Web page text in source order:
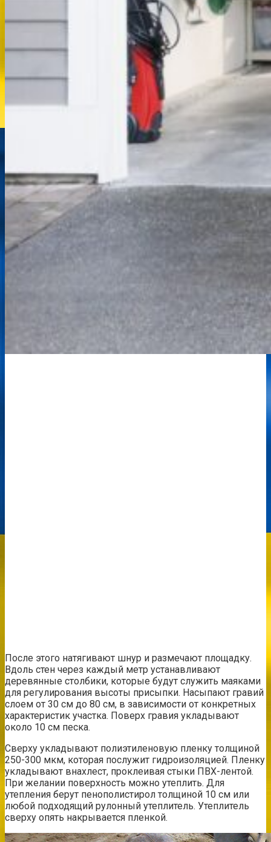
После этого натягивают шнур и размечают площадку.
Вдоль стен через каждый метр устанавливают
деревянные столбики, которые будут служить маяками
для регулирования высоты присыпки. Насыпают гравий
слоем от 30 см до 80 см, в зависимости от конкретных
характеристик участка. Поверх гравия укладывают
около 10 см песка.
Сверху укладывают полиэтиленовую пленку толщиной
250-300 мкм, которая послужит гидроизоляцией. Пленку
укладывают внахлест, проклеивая стыки ПВХ-лентой.
При желании поверхность можно утеплить. Для
утепления берут пенополистирол толщиной 10 см или
любой подходящий рулонный утеплитель. Утеплитель
сверху опять накрывается пленкой.